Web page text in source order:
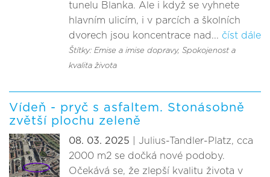
tunelu Blanka. Ale i když se vyhnete
hlavním ulicím, i v parcích a školních
dvorech jsou koncentrace nad... číst dále
Štítky: Emise a imise dopravy, Spokojenost a
kvalita života
Vídeň - pryč s asfaltem. Stonásobně
zvětší plochu zeleně
08. 03. 2025 | Julius-Tandler-Platz, cca
2000 m2 se dočká nové podoby.
Očekává se, že zlepší kvalitu života v